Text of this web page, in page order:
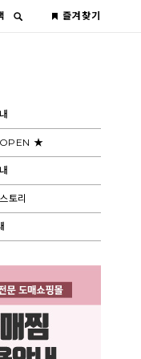
즐겨찾기
OPEN ★
토리